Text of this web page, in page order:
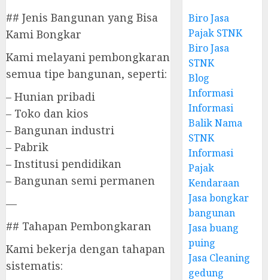
## Jenis Bangunan yang Bisa
Kami Bongkar
Kami melayani pembongkaran
semua tipe bangunan, seperti:
– Hunian pribadi
– Toko dan kios
– Bangunan industri
– Pabrik
– Institusi pendidikan
– Bangunan semi permanen
—
## Tahapan Pembongkaran
Kami bekerja dengan tahapan
sistematis:
Biro Jasa
Pajak STNK
Biro Jasa
STNK
Blog
Informasi
Informasi
Balik Nama
STNK
Informasi
Pajak
Kendaraan
Jasa bongkar
bangunan
Jasa buang
puing
Jasa Cleaning
gedung